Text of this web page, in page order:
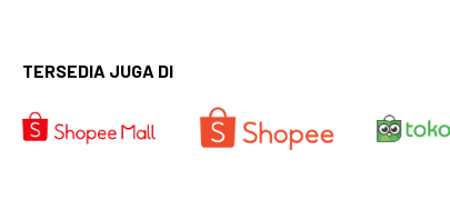
TERSEDIA JUGA DI